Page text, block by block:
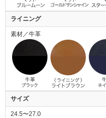
ライニング
素材／牛革
サイズ
24.5〜27.0